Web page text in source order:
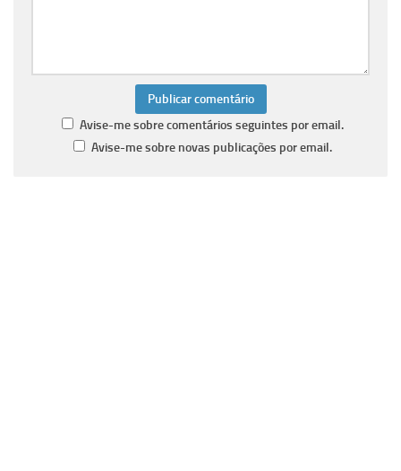
Avise-me sobre comentários seguintes por email.
Avise-me sobre novas publicações por email.